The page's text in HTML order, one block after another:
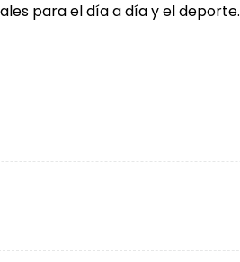
para el día a día y el deporte.